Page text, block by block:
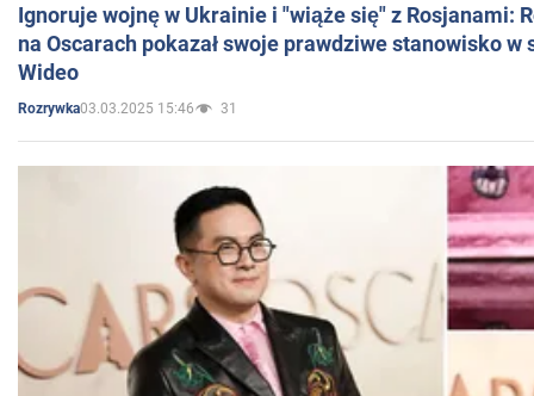
Ignoruje wojnę w Ukrainie i "wiąże się" z Rosjanami:
na Oscarach pokazał swoje prawdziwe stanowisko w
Wideo
Rozrywka03.03.2025 15:46 31